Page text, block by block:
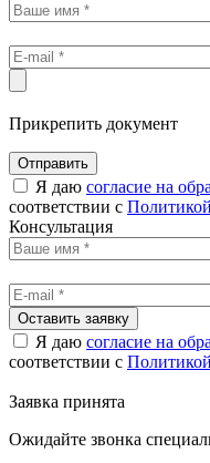
Прикрепить документ
Отправить
Я даю согласие на
соответствии с
Консультация
Оставить заявку
Я даю согласие на
соответствии с
Заявка принята
Ожидайте звонка